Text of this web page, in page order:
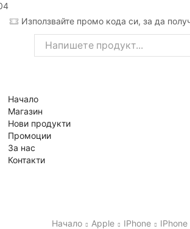
Search
Начало
Магазин
Нови продукти
Промоции
За нас
Контакти
Начало Apple IPhone